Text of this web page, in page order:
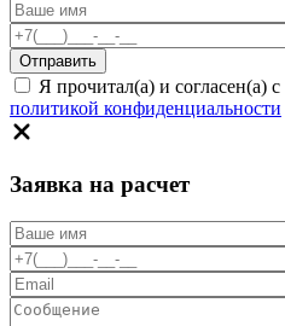
Я прочитал(а) и согласен(а) с
политикой конфиденциальности
Заявка на расчет